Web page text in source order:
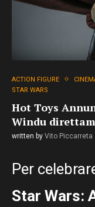
ACTION FIGURE
STAR WARS
Hot Toys
Windu
written by Vito Piccarreta
Per
Star Wars: